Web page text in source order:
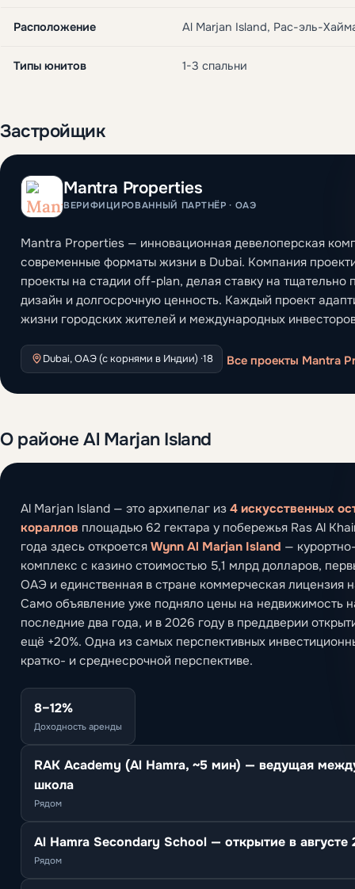
Расположение Al Marjan Island, Рас-эль-
Типы юнитов 1-3 спальни
Застройщик
Mantra Properties
ВЕРИФИЦИРОВАННЫЙ ПАРТНЁР · ОАЭ
Mantra Properties — инновационная девелоперская
современные форматы жизни в Dubai. Компания
проекты на стадии off-plan, делая ставку на тщательно
дизайн и долгосрочную ценность. Каждый проект
жизни городских жителей и международных
Dubai, ОАЭ (с корнями в Индии) ·18 Все проекты Mantra
О районе Al Marjan Island
Al Marjan Island — это архипелаг из 4 искусственных
кораллов площадью 62 гектара у побережья Ras Al
года здесь откроется Wynn Al Marjan Island —
комплекс с казино стоимостью 5,1 млрд долларов,
ОАЭ и единственная в стране коммерческая лицензия
Само объявление уже подняло цены на недвижимость
последние два года, и в 2026 году в преддверии
ещё +20%. Одна из самых перспективных
кратко- и среднесрочной перспективе.
8–12%
Доходность аренды
RAK Academy (Al Hamra, ~5 мин) — ведущая
школа
Рядом
Al Hamra Secondary School — открытие в августе
Рядом